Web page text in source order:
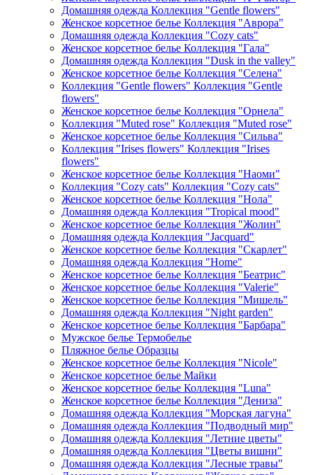
Домашняя одежда Коллекция "Gentle flowers"
Женское корсетное белье Коллекция "Аврора"
Домашняя одежда Коллекция "Cozy cats"
Женское корсетное белье Коллекция "Гала"
Домашняя одежда Коллекция "Dusk in the valley"
Женское корсетное белье Коллекция "Селена"
Коллекция "Gentle flowers" Коллекция "Gentle
flowers"
Женское корсетное белье Коллекция "Орнела"
Коллекция "Muted rose" Коллекция "Muted rose"
Женское корсетное белье Коллекция "Сильва"
Коллекция "Irises flowers" Коллекция "Irises
flowers"
Женское корсетное белье Коллекция "Наоми"
Коллекция "Cozy cats" Коллекция "Cozy cats"
Женское корсетное белье Коллекция "Нола"
Домашняя одежда Коллекция "Tropical mood"
Женское корсетное белье Коллекция "Жолин"
Домашняя одежда Коллекция "Jacquard"
Женское корсетное белье Коллекция "Скарлет"
Домашняя одежда Коллекция "Home"
Женское корсетное белье Коллекция "Беатрис"
Женское корсетное белье Коллекция "Valerie"
Женское корсетное белье Коллекция "Мишель"
Домашняя одежда Коллекция "Night garden"
Женское корсетное белье Коллекция "Барбара"
Мужское белье Термобелье
Пляжное белье Образцы
Женское корсетное белье Коллекция "Nicole"
Женское корсетное белье Майки
Женское корсетное белье Коллекция "Luna"
Женское корсетное белье Коллекция "Дениза"
Домашняя одежда Коллекция "Морская лагуна"
Домашняя одежда Коллекция "Подводный мир"
Домашняя одежда Коллекция "Летние цветы"
Домашняя одежда Коллекция "Цветы вишни"
Домашняя одежда Коллекция "Лесные травы"